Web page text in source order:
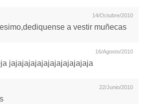
14/Octubre/2010
a vestir muñecas
16/Agosto/2010
jajajajajajajajajajajajaja
22/Junio/2010